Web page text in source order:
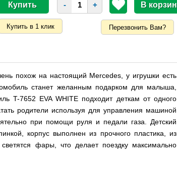
- +
Перезвонить Вам?
похож на настоящий Mercedes, у игрушки есть
станет желанным подарком для малыша,
T-7652 EVA WHITE подходит деткам от одного
родители используя для управления машиной
при помощи руля и педали газа. Детский
корпус выполнен из прочного пластика, из
фары, что делает поездку максимально